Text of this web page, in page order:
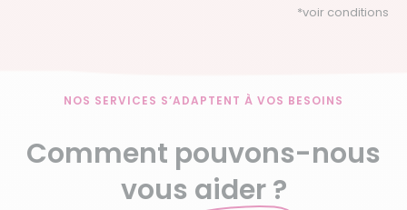
*voir conditions
NOS SERVICES S’ADAPTENT À VOS BESOINS
Comment pouvons-nous
vous aider ?